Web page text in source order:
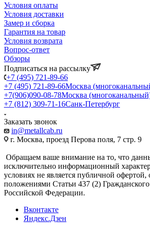
Условия оплаты
Условия доставки
Замер и сборка
Гарантия на товар
Условия возврата
Вопрос-ответ
Обзоры
Подписаться на рассылку
+7 (495) 721-89-66
+7 (495) 721-89-66Москва
+7(906)090-08-78Москва
+7 (812) 309-71-16Санк-Петербург
Заказать звонок
in@metallcab.ru
г. Москва, проезд Перова поля, 7 стр. 9
Обращаем ваше внимание на то, что
исключительно информационный
условиях не является публичной офертой,
положениями Статьи 437 (2) Гражданского
Российской Федерации.
Вконтакте
Яндекс.Дзен